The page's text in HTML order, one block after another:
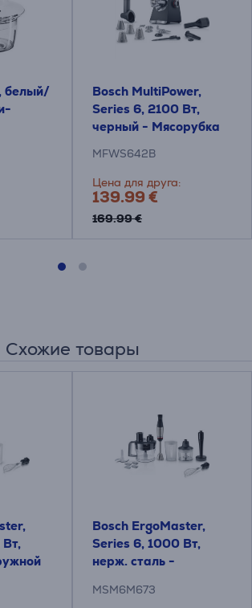
белый/
Bosch MultiPower,
Series 6, 2100 Вт,
черный - Мясорубка
MFWS642B
Цена для друга:
139.99 €
169.99 €
Схожие товары
Bosch ErgoMaster,
Series 6, 1000 Вт,
нерж. сталь -
MSM6M673